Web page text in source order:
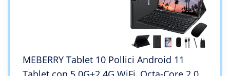
MEBERRY Tablet 10 Pollici Android 11